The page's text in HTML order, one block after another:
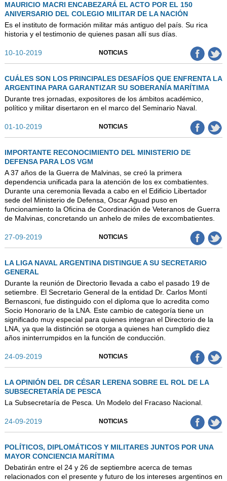
MAURICIO MACRI ENCABEZARÁ EL ACTO POR EL 150
ANIVERSARIO DEL COLEGIO MILITAR DE LA NACIÓN
Es el instituto de formación militar más antiguo del país. Su rica
historia y el testimonio de quienes pasan allí sus días.
10-10-2019 NOTICIAS
CUÁLES SON LOS PRINCIPALES DESAFÍOS QUE ENFRENTA LA
ARGENTINA PARA GARANTIZAR SU SOBERANÍA MARÍTIMA
Durante tres jornadas, expositores de los ámbitos académico,
político y militar disertaron en el marco del Seminario Naval.
01-10-2019 NOTICIAS
IMPORTANTE RECONOCIMIENTO DEL MINISTERIO DE
DEFENSA PARA LOS VGM
A 37 años de la Guerra de Malvinas, se creó la primera
dependencia unificada para la atención de los ex combatientes.
Durante una ceremonia llevada a cabo en el Edificio Libertador
sede del Ministerio de Defensa, Oscar Aguad puso en
funcionamiento la Oficina de Coordinación de Veteranos de Guerra
de Malvinas, concretando un anhelo de miles de excombatientes.
27-09-2019 NOTICIAS
LA LIGA NAVAL ARGENTINA DISTINGUE A SU SECRETARIO
GENERAL
Durante la reunión de Directorio llevada a cabo el pasado 19 de
setiembre. El Secretario General de la entidad Dr. Carlos Montí
Bernasconi, fue distinguido con el diploma que lo acredita como
Socio Honorario de la LNA. Este cambio de categoría tiene un
significado muy especial para quienes integran el Directorio de la
LNA, ya que la distinción se otorga a quienes han cumplido diez
años ininterrumpidos en la función de conducción.
24-09-2019 NOTICIAS
LA OPINIÓN DEL DR CÉSAR LERENA SOBRE EL ROL DE LA
SUBSECRETARÍA DE PESCA
La Subsecretaría de Pesca. Un Modelo del Fracaso Nacional.
24-09-2019 NOTICIAS
POLÍTICOS, DIPLOMÁTICOS Y MILITARES JUNTOS POR UNA
MAYOR CONCIENCIA MARÍTIMA
Debatirán entre el 24 y 26 de septiembre acerca de temas
relacionados con el presente y futuro de los intereses argentinos en